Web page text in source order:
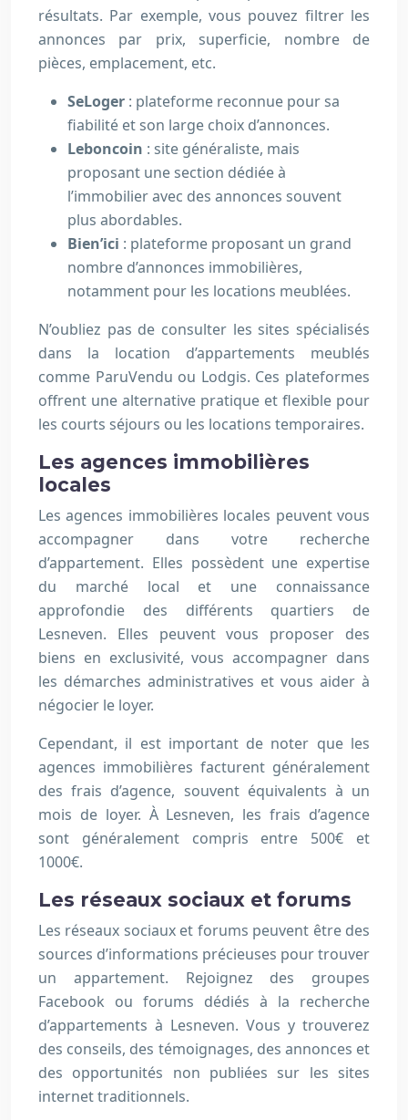
résultats. Par exemple, vous pouvez filtrer les
annonces par prix, superficie, nombre de
pièces, emplacement, etc.
SeLoger : plateforme reconnue pour sa
fiabilité et son large choix d’annonces.
Leboncoin : site généraliste, mais
proposant une section dédiée à
l’immobilier avec des annonces souvent
plus abordables.
Bien’ici : plateforme proposant un grand
nombre d’annonces immobilières,
notamment pour les locations meublées.
N’oubliez pas de consulter les sites spécialisés
dans la location d’appartements meublés
comme ParuVendu ou Lodgis. Ces plateformes
offrent une alternative pratique et flexible pour
les courts séjours ou les locations temporaires.
Les agences immobilières
locales
Les agences immobilières locales peuvent vous
accompagner dans votre recherche
d’appartement. Elles possèdent une expertise
du marché local et une connaissance
approfondie des différents quartiers de
Lesneven. Elles peuvent vous proposer des
biens en exclusivité, vous accompagner dans
les démarches administratives et vous aider à
négocier le loyer.
Cependant, il est important de noter que les
agences immobilières facturent généralement
des frais d’agence, souvent équivalents à un
mois de loyer. À Lesneven, les frais d’agence
sont généralement compris entre 500€ et
1000€.
Les réseaux sociaux et forums
Les réseaux sociaux et forums peuvent être des
sources d’informations précieuses pour trouver
un appartement. Rejoignez des groupes
Facebook ou forums dédiés à la recherche
d’appartements à Lesneven. Vous y trouverez
des conseils, des témoignages, des annonces et
des opportunités non publiées sur les sites
internet traditionnels.